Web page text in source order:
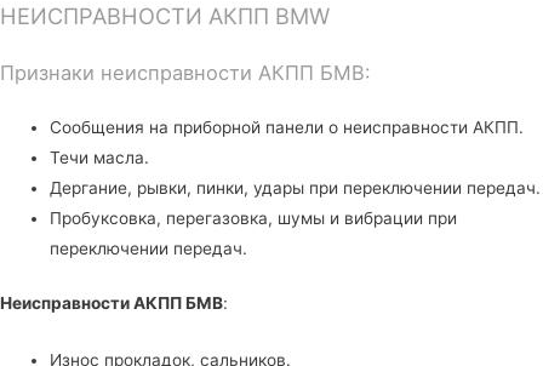
НЕИСПРАВНОСТИ АКПП BMW
Признаки неисправности АКПП БМВ:
Сообщения на приборной панели о неисправности АКПП.
Течи масла.
Дергание, рывки, пинки, удары при переключении передач.
Пробуксовка, перегазовка, шумы и вибрации при
переключении передач.
Неисправности АКПП БМВ:
Износ прокладок, сальников.